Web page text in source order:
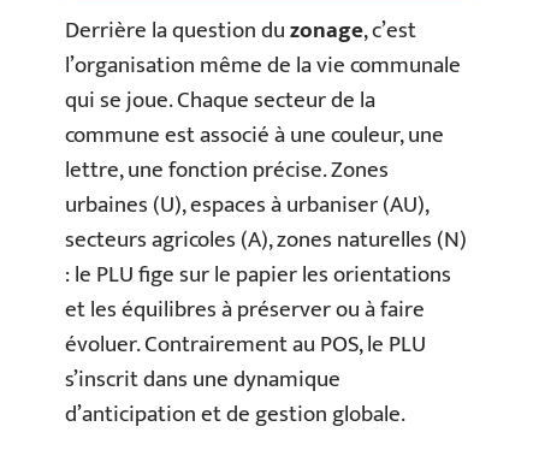
Derrière la question duzonage, c’est
l’organisation même de la vie communale
qui se joue. Chaque secteur de la
commune est associé à une couleur, une
lettre, une fonction précise. Zones
urbaines (U), espaces à urbaniser (AU),
secteurs agricoles (A), zones naturelles (N)
: le PLU fige sur le papier les orientations
et les équilibres à préserver ou à faire
évoluer. Contrairement au POS, le PLU
s’inscrit dans une dynamique
d’anticipation et de gestion globale.